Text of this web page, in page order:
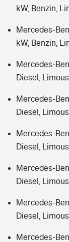
kW, Benzin,
Mercedes-
kW, Benzin,
Mercedes-
Diesel,
Mercedes-
Diesel,
Mercedes-
Diesel,
Mercedes-
Diesel,
Mercedes-
Diesel,
Mercedes-